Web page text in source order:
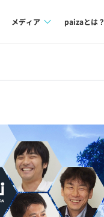
メディア paizaとは？